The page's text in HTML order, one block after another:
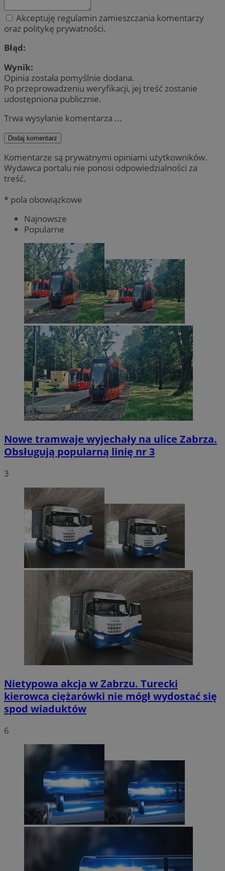
Akceptuję regulamin zamieszczania komentarzy
oraz politykę prywatności.
Błąd:
Wynik:
Opinia została pomyślnie dodana.
Po przeprowadzeniu weryfikacji, jej treść zostanie
udostępniona publicznie.
Trwa wysyłanie komentarza ...
Dodaj komentarz
Komentarze są prywatnymi opiniami użytkowników.
Wydawca portalu nie ponosi odpowiedzialności za
treść.
* pola obowiązkowe
Najnowsze
Popularne
Nowe tramwaje wyjechały na ulice Zabrza.
Obsługują popularną linię nr 3
3
Nietypowa akcja w Zabrzu. Turecki
kierowca ciężarówki nie mógł wydostać się
spod wiaduktów
6